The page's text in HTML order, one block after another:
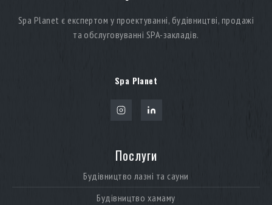
Spa Planet є експертом у проектуванні, будівництві, продажі
та обслуговуванні SPA-закладів.
Spa Planet
Послуги
Будівництво лазні та сауни
Будівництво хамаму